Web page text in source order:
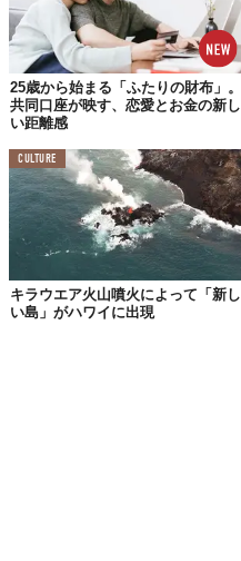
25歳から始まる「ふたりの財布」。
共同口座が映す、恋愛とお金の新し
い距離感
CULTURE
キラウエア火山噴火によって「新し
い島」がハワイに出現